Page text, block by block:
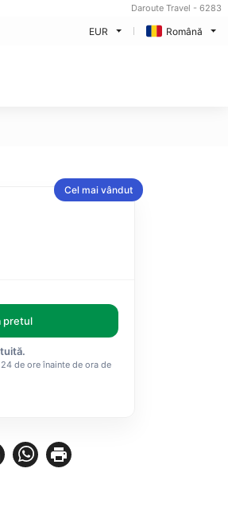
Daroute Travel - 6283
EUR Română
Cel mai vândut
pretul
de ore înainte de ora de